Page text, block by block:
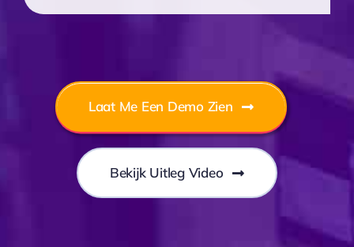
Laat Me Een Demo Zien
Bekijk Uitleg Video